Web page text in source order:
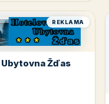
REKLAMA
Žďas